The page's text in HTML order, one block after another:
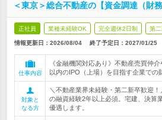
＜東京＞総合不動産の【資金調達（財
正社員 業種未経験OK 完全週休2日制 第
情報更新日：2026/08/04 終了予定日： 2027/01/25
仕事内容
《金融機関対応あり》不動産売買仲
以内のIPO（上場）を目指す企業での
対象と
なる方
＼不動産業界未経験・第二新卒歓迎
の融資経験2年以上必須。宅建、決算
優遇します。